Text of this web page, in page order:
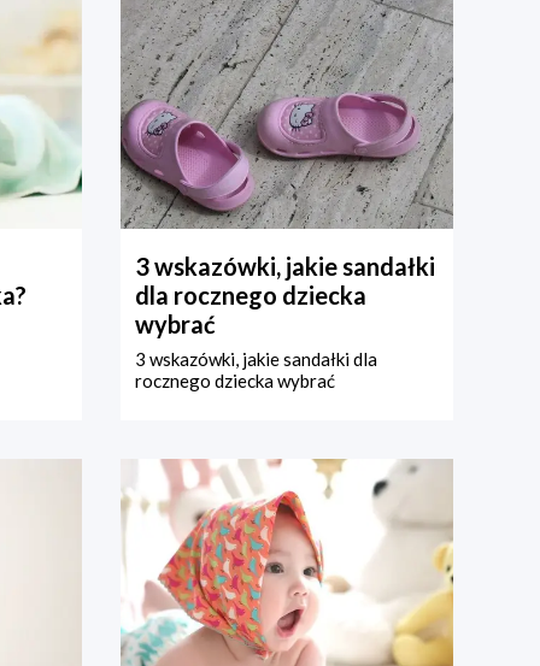
3 wskazówki, jakie sandałki
dla rocznego dziecka
wybrać
3 wskazówki, jakie sandałki dla
rocznego dziecka wybrać